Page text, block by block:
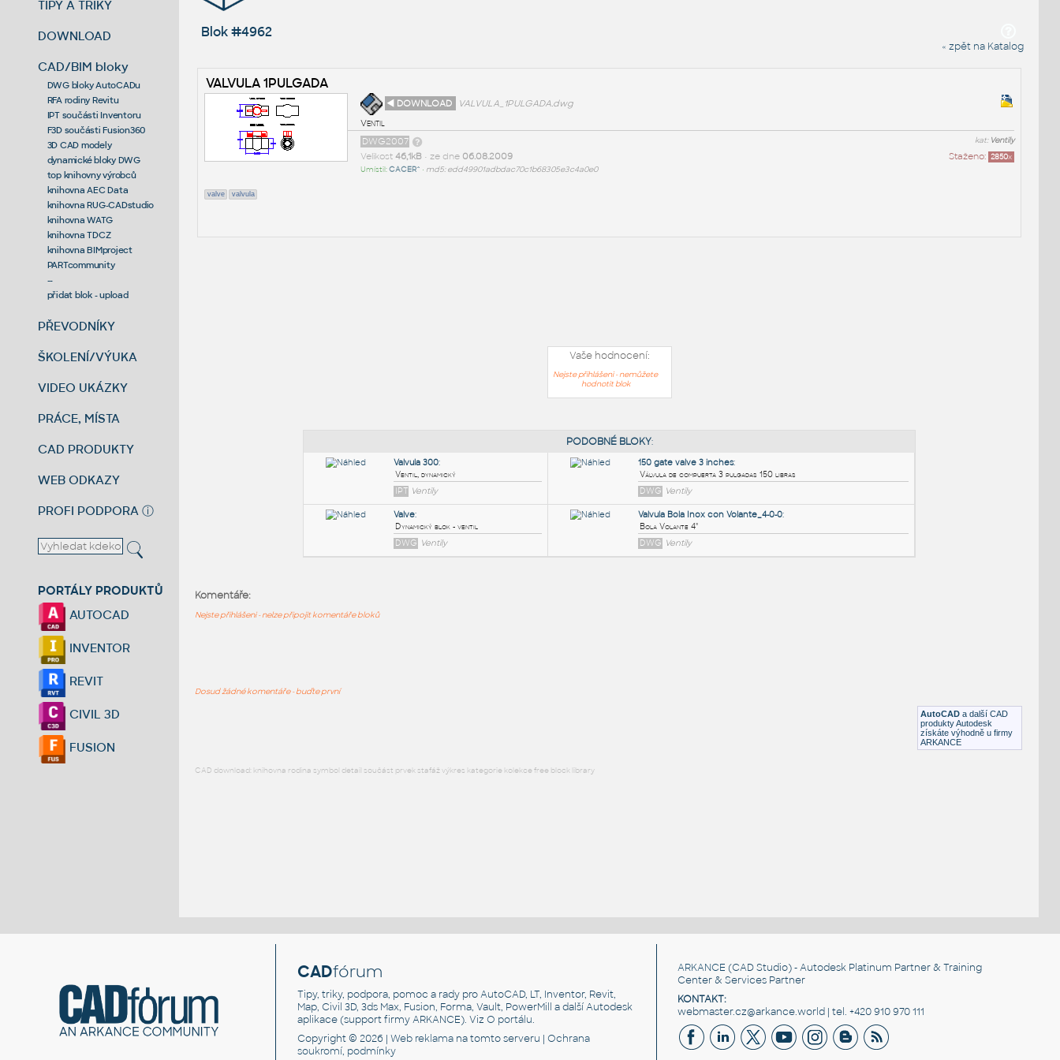
TIPY A TRIKY
DOWNLOAD
CAD/BIM bloky
DWG bloky AutoCADu
RFA rodiny Revitu
IPT součásti Inventoru
F3D součásti Fusion360
3D CAD modely
dynamické bloky DWG
top knihovny výrobců
knihovna AEC Data
knihovna RUG-CADstudio
knihovna WATG
knihovna TDCZ
knihovna BIMproject
PARTcommunity
--
přidat blok - upload
PŘEVODNÍKY
ŠKOLENÍ/VÝUKA
VIDEO UKÁZKY
PRÁCE, MÍSTA
CAD PRODUKTY
WEB ODKAZY
PROFI PODPORA ⓘ
PORTÁLY PRODUKTŮ
AUTOCAD
INVENTOR
REVIT
CIVIL 3D
FUSION
Blok #4962
« zpět na Katalog
VALVULA 1PULGADA
◄ DOWNLOAD
VALVULA_1PULGADA.dwg
Ventil
kat: Ventily
DWG2007
Staženo: 2850x
Velikost 46,1kB• ze dne 06.08.2009
Umístil:CACER^ • md5: edd49901adbdac70c1b68305e3c4a0e0
valve valvula
Vaše hodnocení:
Nejste přihlášeni - nemůžete
hodnotit blok
AutoCAD a další CAD
produkty Autodesk
získáte výhodně u firmy
ARKANCE
Komentáře:
Nejste přihlášeni - nelze připojit komentáře bloků
Dosud žádné komentáře - buďte první
CAD download: knihovna rodina symbol detail součást prvek stafáž výkres kategorie kolekce free block library
CADfórum
Tipy, triky, podpora, pomoc a rady pro AutoCAD, LT, Inventor, Revit,
Map, Civil 3D, 3ds Max, Fusion, Forma, Vault, PowerMill a další Autodesk
aplikace (support firmy ARKANCE). VizO portálu.
Copyright © 2026 |Web reklama na tomto serveru |Ochrana
soukromí, podmínky
ARKANCE (CAD Studio) - Autodesk Platinum Partner & Training
Center & Services Partner
KONTAKT:
webmaster.cz@arkance.world | tel. +420 910 970 111